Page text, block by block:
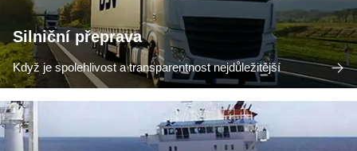
Silniční přeprava
Když je spolehlivost a transparentnost nejdůležitější